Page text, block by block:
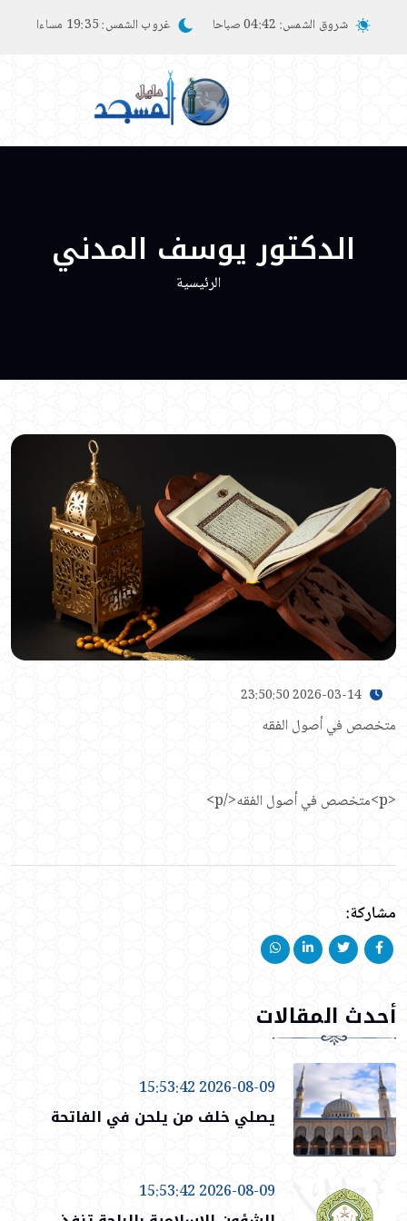
شروق الشمس: 04:42 صباحا غروب الشمس:19:35 مساءا
الدكتور يوسف المدني
الرئيسية
متخصص في أصول الفقه
<p>متخصص في أصول الفقه</p>
مشاركة:
أحدث المقالات
2026-08-09 15:53:42
يصلي خلف من يلحن في الفاتحة
2026-08-09 15:53:42